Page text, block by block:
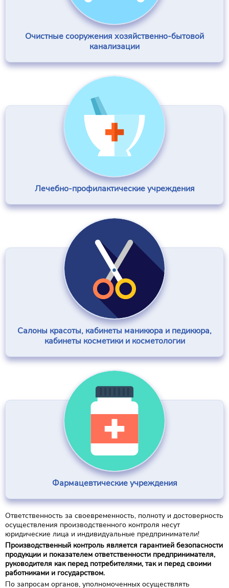
Очистные сооружения хозяйственно-бытовой
канализации
Лечебно-профилактические учреждения
Салоны красоты, кабинеты маникюра и педикюра,
кабинеты косметики и косметологии
Фармацевтические учреждения
Ответственность за своевременность, полноту и достоверность
осуществления производственного контроля несут
юридические лица и индивидуальные предприниматели!
Производственный контроль является гарантией безопасности
продукции и показателем ответственности предпринимателя,
руководителя как перед потребителями, так и перед своими
работниками и государством.
По запросам органов, уполномоченных осуществлять